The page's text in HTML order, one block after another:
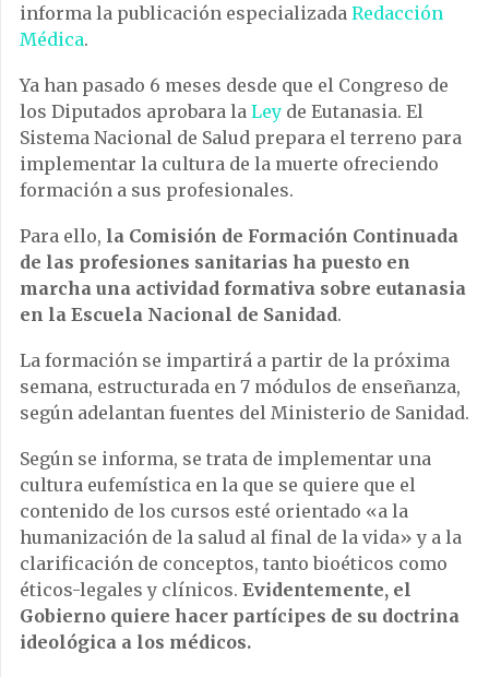
informa la publicación especializada Redacción
Médica.
Ya han pasado 6 meses desde que el Congreso de
los Diputados aprobara la Ley de Eutanasia. El
Sistema Nacional de Salud prepara el terreno para
implementar la cultura de la muerte ofreciendo
formación a sus profesionales.
Para ello, la Comisión de Formación Continuada
de las profesiones sanitarias ha puesto en
marcha una actividad formativa sobre eutanasia
en la Escuela Nacional de Sanidad.
La formación se impartirá a partir de la próxima
semana, estructurada en 7 módulos de enseñanza,
según adelantan fuentes del Ministerio de Sanidad.
Según se informa, se trata de implementar una
cultura eufemística en la que se quiere que el
contenido de los cursos esté orientado «a la
humanización de la salud al final de la vida» y a la
clarificación de conceptos, tanto bioéticos como
éticos-legales y clínicos. Evidentemente, el
Gobierno quiere hacer partícipes de su doctrina
ideológica a los médicos.